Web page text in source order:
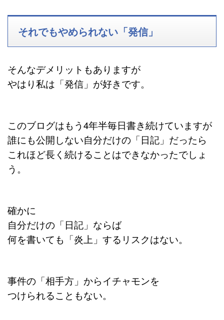
それでもやめられない「発信」
そんなデメリットもありますが
やはり私は「発信」が好きです。
このブログはもう4年半毎日書き続けていますが
誰にも公開しない自分だけの「日記」だったら
これほど長く続けることはできなかったでしょ
う。
確かに
自分だけの「日記」ならば
何を書いても「炎上」するリスクはない。
事件の「相手方」からイチャモンを
つけられることもない。